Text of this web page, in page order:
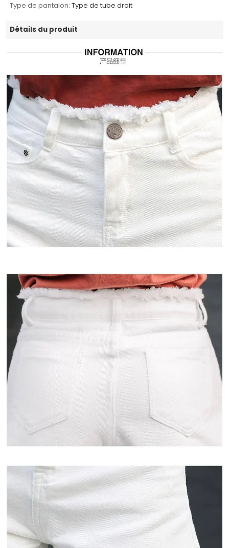
Type de pantalon: Type de tube droit
Détails du produit